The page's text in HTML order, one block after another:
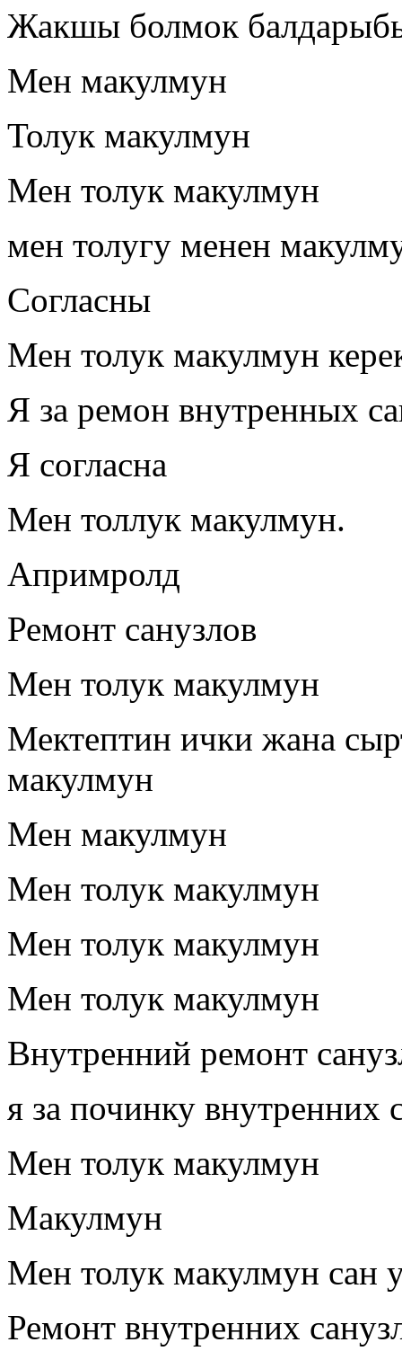
Жакшы болмок
Мен макулмун
Толук макулмун
Мен толук макулмун
мен толугу менен
Согласны
Мен толук макулмун
Я за ремон внутренных
Я согласна
Мен толлук макулмун.
Апримролд
Ремонт санузлов
Мен толук макулмун
Мектептин ички жана
макулмун
Мен макулмун
Мен толук макулмун
Мен толук макулмун
Мен толук макулмун
Внутренний ремонт
я за починку внутренних
Мен толук макулмун
Макулмун
Мен толук макулмун сан
Ремонт внутренних